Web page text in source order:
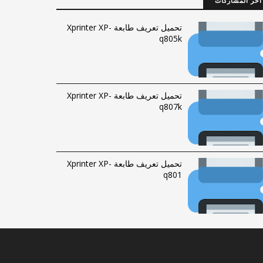
تحميل تعريف طابعة Xprinter XP-
q805k
تحميل تعريف طابعة Xprinter XP-
q807k
تحميل تعريف طابعة Xprinter XP-
q801